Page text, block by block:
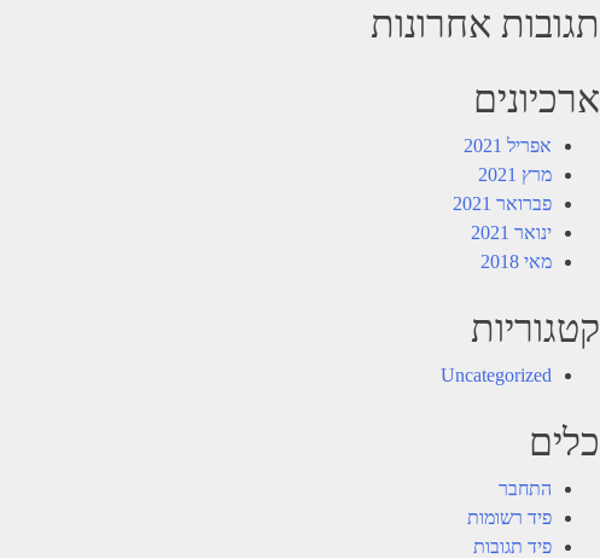
תגובות אחרונות
ארכיונים
אפריל 2021
מרץ 2021
פברואר 2021
ינואר 2021
מאי 2018
קטגוריות
Uncategorized
כלים
התחבר
פיד רשומות
פיד תגובות